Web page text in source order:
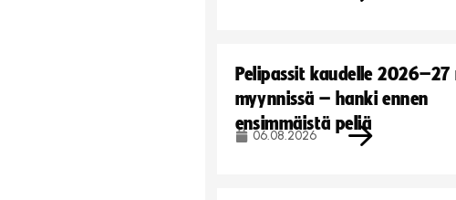
Pelipassit kaudelle
myynnissä – hanki ennen
ensimmäistä peliä
06.08.2026